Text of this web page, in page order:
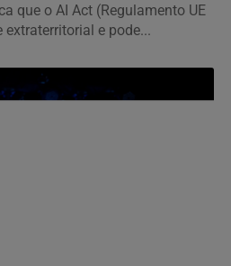
que o AI Act (Regulamento UE
e pode...